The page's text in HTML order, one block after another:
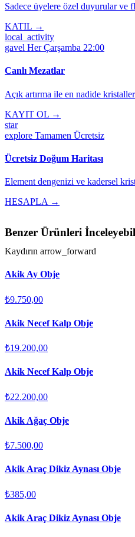
Sadece üyelere özel duyurular ve
KATIL →
local_activity
gavel Her Çarşamba 22:00
Canlı Mezatlar
Açık artırma ile en nadide
KAYIT OL →
star
explore Tamamen Ücretsiz
Ücretsiz Doğum Haritası
Element dengenizi ve kadersel
HESAPLA →
Benzer Ürünleri
Kaydırın arrow_forward
Akik Ay Obje
₺9.750,00
Akik Necef Kalp Obje
₺19.200,00
Akik Necef Kalp Obje
₺22.200,00
Akik Ağaç Obje
₺7.500,00
Akik Araç Dikiz Aynası Obje
₺385,00
Akik Araç Dikiz Aynası Obje